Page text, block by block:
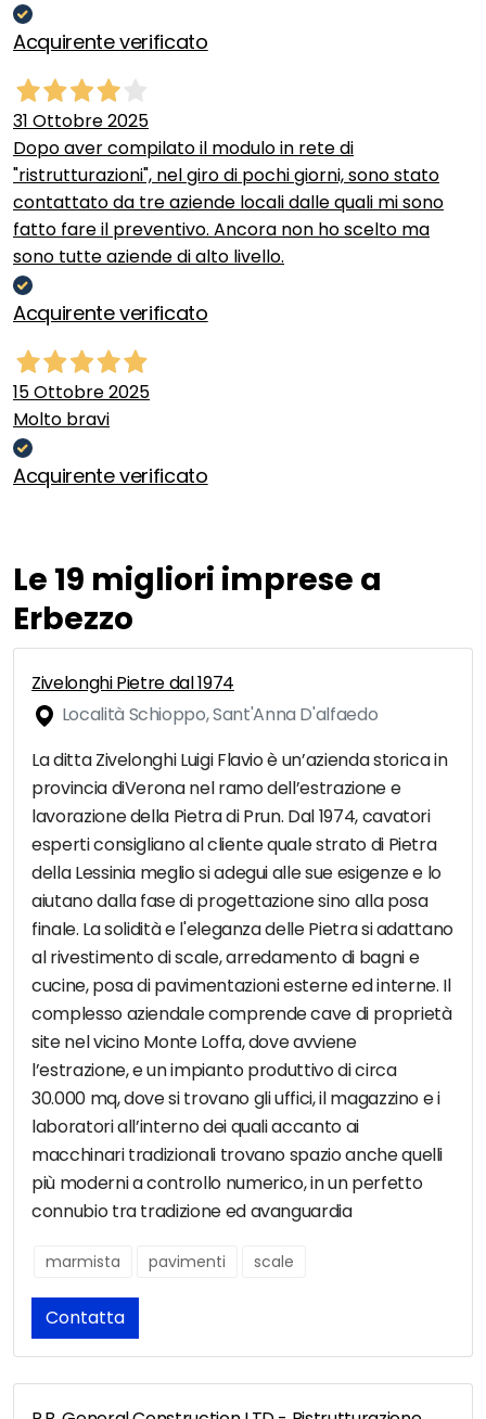
Acquirente verificato
31 Ottobre 2025
Dopo aver compilato il modulo in rete di
"ristrutturazioni", nel giro di pochi giorni, sono stato
contattato da tre aziende locali dalle quali mi sono
fatto fare il preventivo. Ancora non ho scelto ma
sono tutte aziende di alto livello.
Acquirente verificato
15 Ottobre 2025
Molto bravi
Acquirente verificato
Le 19 migliori imprese a
Erbezzo
Zivelonghi Pietre dal 1974
Località Schioppo, Sant'Anna D'alfaedo
La ditta Zivelonghi Luigi Flavio è un’azienda storica in
provincia diVerona nel ramo dell’estrazione e
lavorazione della Pietra di Prun. Dal 1974, cavatori
esperti consigliano al cliente quale strato di Pietra
della Lessinia meglio si adegui alle sue esigenze e lo
aiutano dalla fase di progettazione sino alla posa
finale. La solidità e l'eleganza delle Pietra si adattano
al rivestimento di scale, arredamento di bagni e
cucine, posa di pavimentazioni esterne ed interne. Il
complesso aziendale comprende cave di proprietà
site nel vicino Monte Loffa, dove avviene
l’estrazione, e un impianto produttivo di circa
30.000 mq, dove si trovano gli uffici, il magazzino e i
laboratori all’interno dei quali accanto ai
macchinari tradizionali trovano spazio anche quelli
più moderni a controllo numerico, in un perfetto
connubio tra tradizione ed avanguardia
marmista pavimenti scale
Contatta